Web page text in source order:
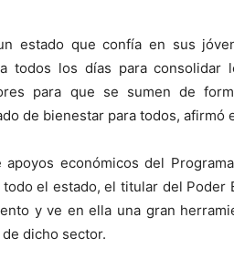
estado que confía en sus
todos los días para consolidar
para que se sumen de
de bienestar para todos, afirmó
económicos del
el estado, el titular del
y ve en ella una gran
dicho sector.